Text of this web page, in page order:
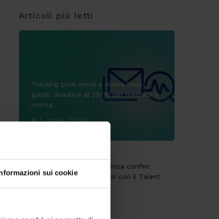
sui cookie
Articoli più letti
Tracking pixel email e nuove linee
guida: deadline al 29/10 per mettersi a
norma
9 Luglio 2026
CodyLab, formazione senza confini:
Italia e Camerun connessi con il Talent
Accelerator Program